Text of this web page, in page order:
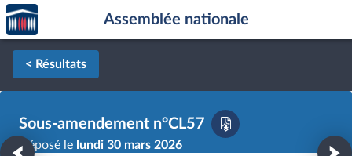
Aller au contenu
Aller en bas de la page
Accèder
à la
page
d'accueil
Assemblée nationale
< Résultats
Sous-amendement n°CL57
Déposé le lundi 30 mars 2026